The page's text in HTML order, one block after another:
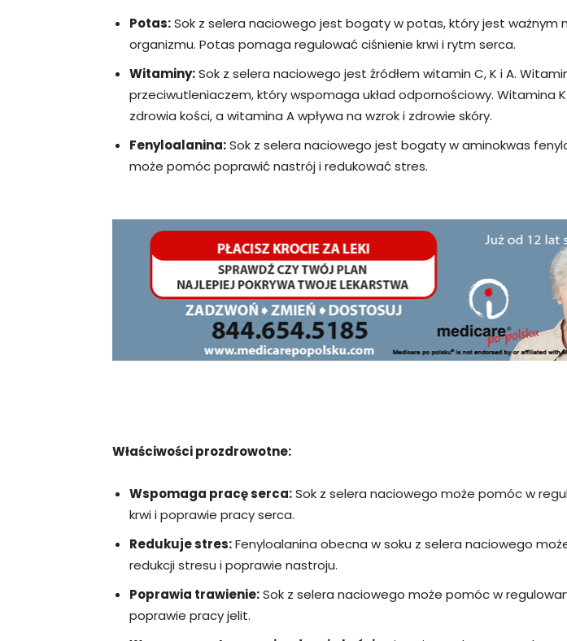
Potas:Sok z selera naciowego jest bogaty w potas, który jest ważnym
organizmu. Potas pomaga regulować ciśnienie krwi i rytm serca.
Witaminy:Sok z selera naciowego jest źródłem witamin C, K i A.
przeciwutleniaczem, który wspomaga układ odpornościowy. Witamina
zdrowia kości, a witamina A wpływa na wzrok i zdrowie skóry.
Fenyloalanina:Sok z selera naciowego jest bogaty w aminokwas
może pomóc poprawić nastrój i redukować stres.
Właściwości prozdrowotne:
Wspomaga pracę serca:Sok z selera naciowego może pomóc w
krwi i poprawie pracy serca.
Redukuje stres:Fenyloalanina obecna w soku z selera naciowego
redukcji stresu i poprawie nastroju.
Poprawia trawienie:Sok z selera naciowego może pomóc w
poprawie pracy jelit.